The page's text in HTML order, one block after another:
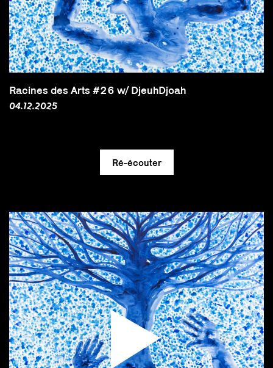
Racines des Arts #26 w/ DjeuhDjoah
04.12.2025